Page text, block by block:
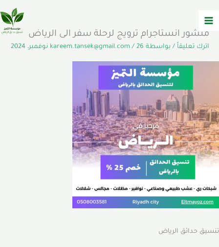
إلى
المحتوى
منشور انستاجرام ترويج لرحلة سفر الى الرياض
اترك تعليقاً / بواسطة kareem.tansek@gmail.com/ 26 نوفمبر، 2024
تنسيق حدائق الرياض